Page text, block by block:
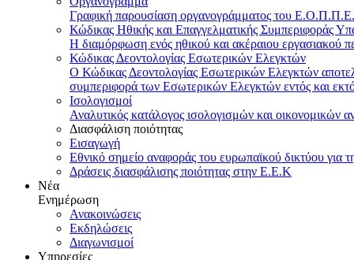
Γραφική παρουσίαση οργανογράμματος του
Κώδικας Ηθικής και Επαγγελματικής Συμπεριφοράς
Η διαμόρφωση ενός ηθικού και ακέραιου εργασιακού
Κώδικας Δεοντολογίας Εσωτερικών Ελεγκτών
Ο Κώδικας Δεοντολογίας Εσωτερικών Ελεγκτών
συμπεριφορά των Εσωτερικών Ελεγκτών εντός και
Ισολογισμοί
Αναλυτικός κατάλογος ισολογισμών και οικονομικών
Διασφάλιση ποιότητας
Εισαγωγή
Εθνικό σημείο αναφοράς του ευρωπαϊκού δικτύου για
Δράσεις διασφάλισης ποιότητας στην Ε.Ε.Κ
Νέα
Ενημέρωση
Ανακοινώσεις
Εκδηλώσεις
Διαγωνισμοί
Υπηρεσίες